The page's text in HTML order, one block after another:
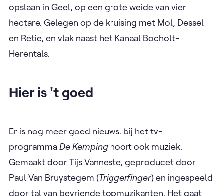
opslaan in Geel, op een grote weide van vier
hectare. Gelegen op de kruising met Mol, Dessel
en Retie, en vlak naast het Kanaal Bocholt-
Herentals.
Hier is 't goed
Er is nog meer goed nieuws: bij het tv-
programmaDe Kemping hoort ook muziek.
Gemaakt door Tijs Vanneste, geproducet door
Paul Van Bruystegem (Triggerfinger) en ingespeeld
door tal van bevriende topmuzikanten. Het gaat